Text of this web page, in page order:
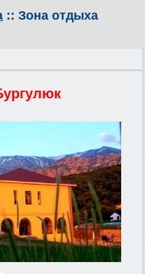
:: Зона отдыха